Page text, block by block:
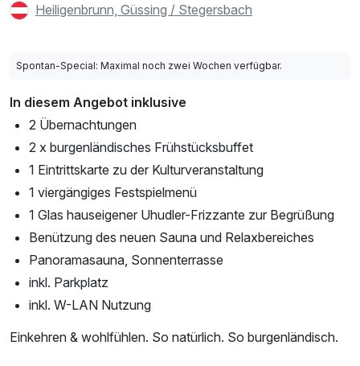
Heiligenbrunn, Güssing / Stegersbach
Spontan-Special: Maximal noch zwei Wochen verfügbar.
In diesem Angebot inklusive
2 Übernachtungen
2 x burgenländisches Frühstücksbuffet
1 Eintrittskarte zu der Kulturveranstaltung
1 viergängiges Festspielmenü
1 Glas hauseigener Uhudler-Frizzante zur Begrüßung
Benützung des neuen Sauna und Relaxbereiches
Panoramasauna, Sonnenterrasse
inkl. Parkplatz
inkl. W-LAN Nutzung
Einkehren & wohlfühlen. So natürlich. So burgenländisch.